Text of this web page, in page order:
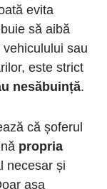
evita
să aibă
sau
este strict
nesăbuință.
că șoferul
propria
necesar și
așa